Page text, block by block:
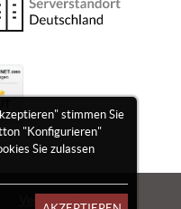
stimmen Sie
"Konfigurieren"
Sie zulassen
Vertrag widerrufen